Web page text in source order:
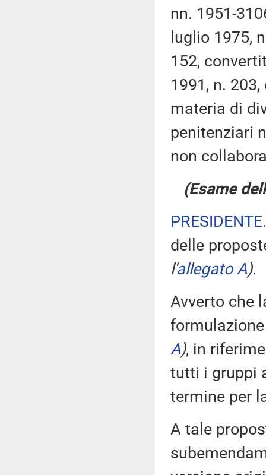
nn. 1951-
luglio 1975,
152,
1991, n.
materia di
penitenziari
non
(Esame
PRESIDENTE
delle
l'allegato A).
Avverto che
A), in
tutti i gruppi
termine per
A tale